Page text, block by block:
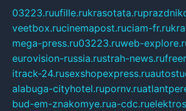
03223.ruufille.rukrasotata.ru
veetbox.rucinemapost.ruciam-fr.ru
mega-press.ru03223.ruweb-
eurovision-russia.rustrah-news.ru
itrack-24.rusexshopexpress.ru
alabuga-cityhotel.rupornv.ru
bud-em-znakomye.rua-cdc.ru